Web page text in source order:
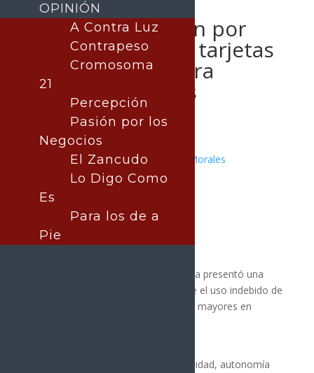
Proponen prisión por
uso indebido de tarjetas
del Bienestar para
adultos mayores
Publicado por:Juan Antonio Pérez Morales
POLÍTICA
5 febrero, 2026
La diputada Alejandra López Noriega presentó una
iniciativa para sancionar penalmente el uso indebido de
las tarjetas del Bienestar de adultos mayores en
La propuesta busca proteger la dignidad, autonomía
OPINIÓN
A Contra Luz
Contrapeso
Cromosoma
21
Percepción
Pasión por los
Negocios
El Zancudo
Lo Digo Como
Es
Para los de a
Pie